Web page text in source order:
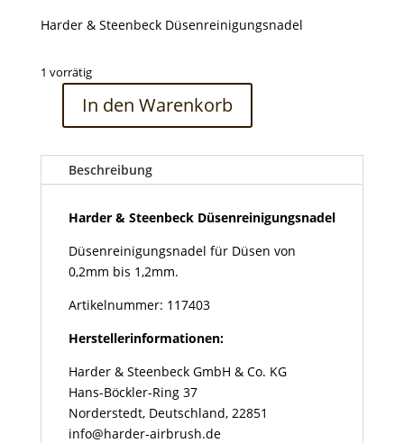
Harder & Steenbeck Düsenreinigungsnadel
1 vorrätig
Steenbeck
Düsenreinigungsnadel
In den Warenkorb
Beschreibung
Harder & Steenbeck Düsenreinigungsnadel
Düsenreinigungsnadel für Düsen von
0,2mm bis 1,2mm.
Artikelnummer: 117403
Herstellerinformationen:
Harder & Steenbeck GmbH & Co. KG
Hans-Böckler-Ring 37
Norderstedt, Deutschland, 22851
info@harder-airbrush.de